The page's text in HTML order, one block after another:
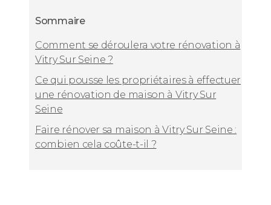
Sommaire
Comment se déroulera votre rénovation à
Vitry Sur Seine ?
Ce qui pousse les propriétaires à effectuer
une rénovation de maison à Vitry Sur
Seine
Faire rénover sa maison à Vitry Sur Seine :
combien cela coûte-t-il ?